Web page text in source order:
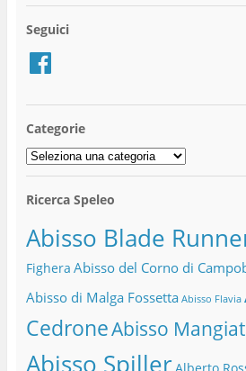
Seguici
Facebook
Categorie
Categorie
Ricerca Speleo
Abisso Blade
Fighera Abisso del Corno di
Abisso di Malga Fossetta Abisso Flavia
CedroneAbisso
Abisso Spiller